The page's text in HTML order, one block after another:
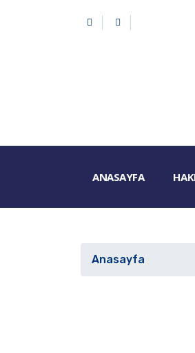
ANASAYFA
Anasayfa